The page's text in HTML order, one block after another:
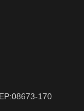
170